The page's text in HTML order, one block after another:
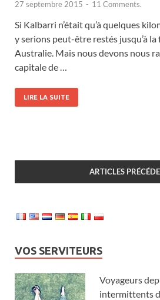
27 septembre 2015 - 11 Comments.
Si Kalbarri n’était qu’à quelques
y serions peut-être restés jusqu’à
Australie. Mais nous devons nous
capitale de …
LIRE LA SUITE
ARTICLES
VOS SERVITEURS
Voyageurs
intermittents